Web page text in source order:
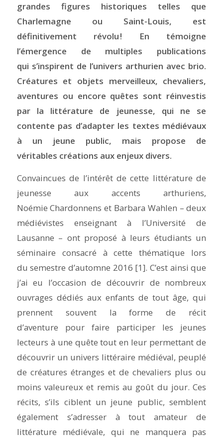
grandes figures historiques telles que
Charlemagne ou Saint-Louis, est
définitivement révolu ! En témoigne
l’émergence de multiples publications
qui s’inspirent de l’univers arthurien avec brio.
Créatures et objets merveilleux, chevaliers,
aventures ou encore quêtes sont réinvestis
par la littérature de jeunesse, qui ne se
contente pas d’adapter les textes médiévaux
à un jeune public, mais propose de
véritables créations aux enjeux divers.
Convaincues de l’intérêt de cette littérature de
jeunesse aux accents arthuriens,
Noémie Chardonnens et Barbara Wahlen – deux
médiévistes enseignant à l’Université de
Lausanne – ont proposé à leurs étudiants un
séminaire consacré à cette thématique lors
du semestre d’automne 2016 [1]. C’est ainsi que
j’ai eu l’occasion de découvrir de nombreux
ouvrages dédiés aux enfants de tout âge, qui
prennent souvent la forme de récit
d’aventure pour faire participer les jeunes
lecteurs à une quête tout en leur permettant de
découvrir un univers littéraire médiéval, peuplé
de créatures étranges et de chevaliers plus ou
moins valeureux et remis au goût du jour. Ces
récits, s’ils ciblent un jeune public, semblent
également s’adresser à tout amateur de
littérature médiévale, qui ne manquera pas